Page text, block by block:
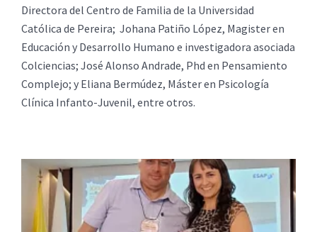
Directora del Centro de Familia de la Universidad
Católica de Pereira; Johana Patiño López, Magister en
Educación y Desarrollo Humano e investigadora asociada
Colciencias; José Alonso Andrade, Phd en Pensamiento
Complejo; y Eliana Bermúdez, Máster en Psicología
Clínica Infanto-Juvenil, entre otros.